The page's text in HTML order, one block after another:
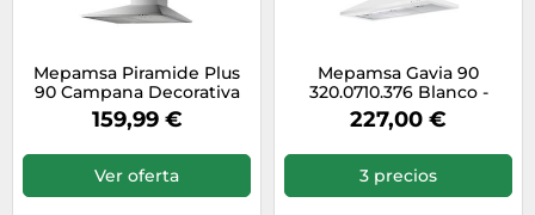
Mepamsa Piramide Plus
90 Campana Decorativa
90cm C Inox
159,99 €
Ver oferta
Mepamsa Gavia 90
320.0710.376 Blanco -
Campana Decorativa
90Cm
227,00 €
3 precios